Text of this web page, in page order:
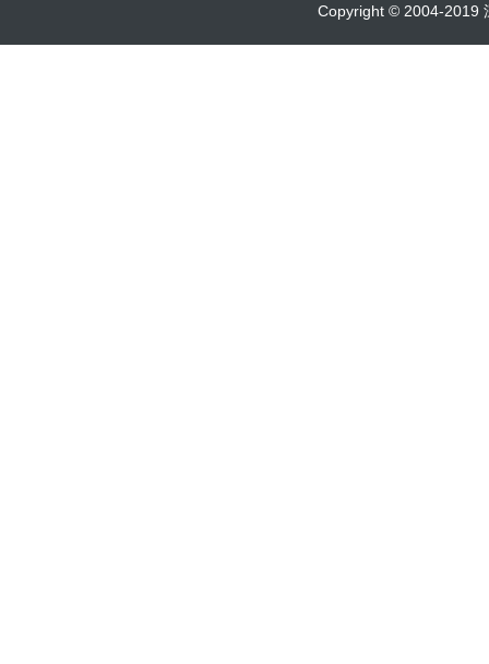
Copyright © 2004-2019